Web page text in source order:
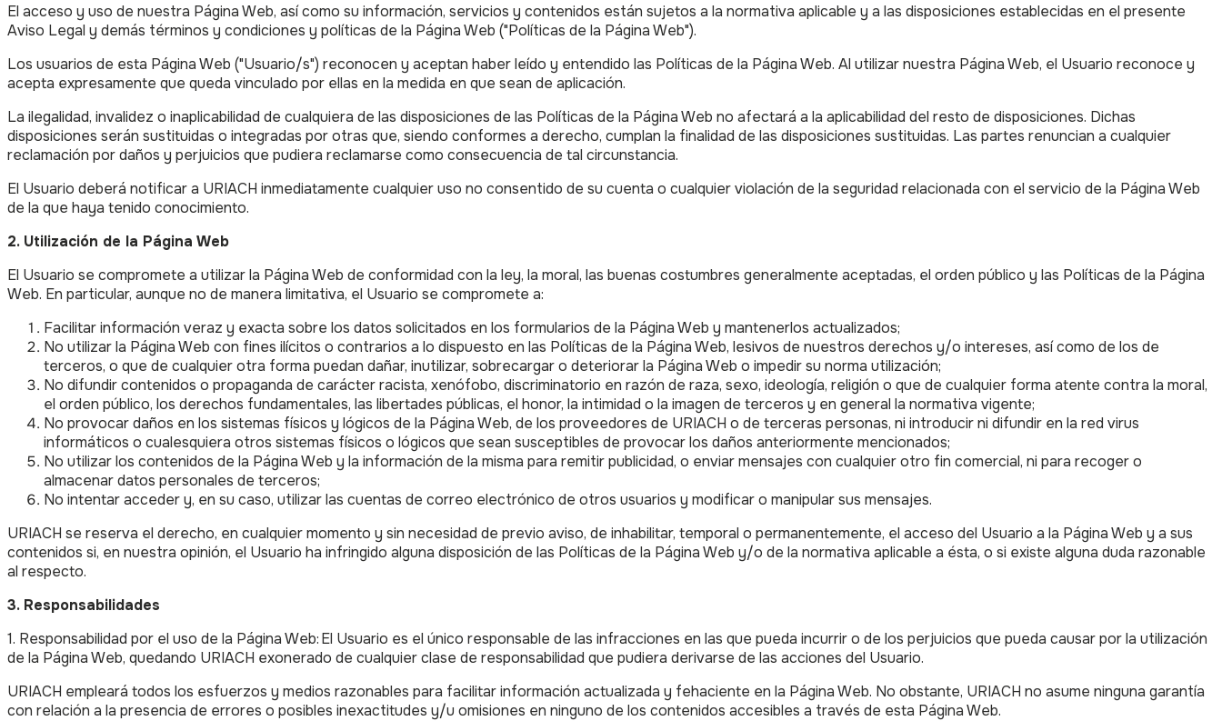
El acceso y uso de nuestra Página Web, así como su información, servicios y contenidos están sujetos a la normativa aplicable y a las disposiciones establecidas en el presente
Aviso Legal y demás términos y condiciones y políticas de la Página Web ("Políticas de la Página Web").
Los usuarios de esta Página Web ("Usuario/s") reconocen y aceptan haber leído y entendido las Políticas de la Página Web. Al utilizar nuestra Página Web, el Usuario reconoce y
acepta expresamente que queda vinculado por ellas en la medida en que sean de aplicación.
La ilegalidad, invalidez o inaplicabilidad de cualquiera de las disposiciones de las Políticas de la Página Web no afectará a la aplicabilidad del resto de disposiciones. Dichas
disposiciones serán sustituidas o integradas por otras que, siendo conformes a derecho, cumplan la finalidad de las disposiciones sustituidas. Las partes renuncian a cualquier
reclamación por daños y perjuicios que pudiera reclamarse como consecuencia de tal circunstancia.
El Usuario deberá notificar a URIACH inmediatamente cualquier uso no consentido de su cuenta o cualquier violación de la seguridad relacionada con el servicio de la Página Web
de la que haya tenido conocimiento.
2. Utilización de la Página Web
El Usuario se compromete a utilizar la Página Web de conformidad con la ley, la moral, las buenas costumbres generalmente aceptadas, el orden público y las Políticas de la Página
Web. En particular, aunque no de manera limitativa, el Usuario se compromete a:
Facilitar información veraz y exacta sobre los datos solicitados en los formularios de la Página Web y mantenerlos actualizados;
No utilizar la Página Web con fines ilícitos o contrarios a lo dispuesto en las Políticas de la Página Web, lesivos de nuestros derechos y/o intereses, así como de los de
terceros, o que de cualquier otra forma puedan dañar, inutilizar, sobrecargar o deteriorar la Página Web o impedir su norma utilización;
No difundir contenidos o propaganda de carácter racista, xenófobo, discriminatorio en razón de raza, sexo, ideología, religión o que de cualquier forma atente contra la moral,
el orden público, los derechos fundamentales, las libertades públicas, el honor, la intimidad o la imagen de terceros y en general la normativa vigente;
No provocar daños en los sistemas físicos y lógicos de la Página Web, de los proveedores de URIACH o de terceras personas, ni introducir ni difundir en la red virus
informáticos o cualesquiera otros sistemas físicos o lógicos que sean susceptibles de provocar los daños anteriormente mencionados;
No utilizar los contenidos de la Página Web y la información de la misma para remitir publicidad, o enviar mensajes con cualquier otro fin comercial, ni para recoger o
almacenar datos personales de terceros;
No intentar acceder y, en su caso, utilizar las cuentas de correo electrónico de otros usuarios y modificar o manipular sus mensajes.
URIACH se reserva el derecho, en cualquier momento y sin necesidad de previo aviso, de inhabilitar, temporal o permanentemente, el acceso del Usuario a la Página Web y a sus
contenidos si, en nuestra opinión, el Usuario ha infringido alguna disposición de las Políticas de la Página Web y/o de la normativa aplicable a ésta, o si existe alguna duda razonable
al respecto.
3. Responsabilidades
1. Responsabilidad por el uso de la Página Web: El Usuario es el único responsable de las infracciones en las que pueda incurrir o de los perjuicios que pueda causar por la utilización
de la Página Web, quedando URIACH exonerado de cualquier clase de responsabilidad que pudiera derivarse de las acciones del Usuario.
URIACH empleará todos los esfuerzos y medios razonables para facilitar información actualizada y fehaciente en la Página Web. No obstante, URIACH no asume ninguna garantía
con relación a la presencia de errores o posibles inexactitudes y/u omisiones en ninguno de los contenidos accesibles a través de esta Página Web.